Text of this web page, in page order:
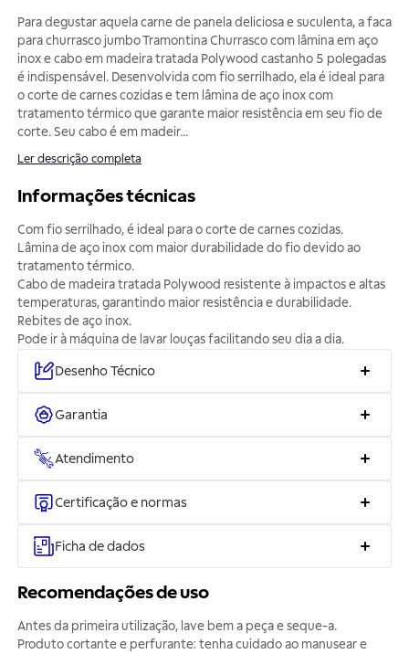
Para degustar aquela carne de panela deliciosa e suculenta, a faca
para churrasco jumbo Tramontina Churrasco com lâmina em aço
inox e cabo em madeira tratada Polywood castanho 5 polegadas
é indispensável. Desenvolvida com fio serrilhado, ela é ideal para
o corte de carnes cozidas e tem lâmina de aço inox com
tratamento térmico que garante maior resistência em seu fio de
corte. Seu cabo é em madeir...
Ler descrição completa
Informações técnicas
Com fio serrilhado, é ideal para o corte de carnes cozidas.
Lâmina de aço inox com maior durabilidade do fio devido ao
tratamento térmico.
Cabo de madeira tratada Polywood resistente à impactos e altas
temperaturas, garantindo maior resistência e durabilidade.
Rebites de aço inox.
Pode ir à máquina de lavar louças facilitando seu dia a dia.
Desenho Técnico
Garantia
Atendimento
Certificação e normas
Ficha de dados
Recomendações de uso
Antes da primeira utilização, lave bem a peça e seque-a.
Produto cortante e perfurante: tenha cuidado ao manusear e